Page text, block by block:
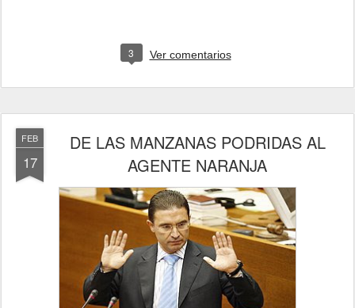
3 Ver comentarios
FEB
17
DE LAS MANZANAS PODRIDAS AL
AGENTE NARANJA